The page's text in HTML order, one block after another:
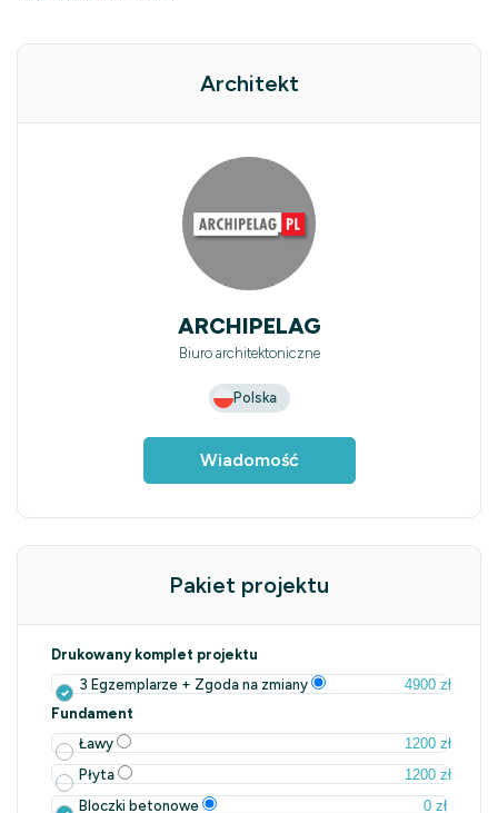
Architekt
ARCHIPELAG
Biuro architektoniczne
Polska
Wiadomość
Pakiet projektu
Drukowany komplet projektu
3 Egzemplarze + Zgoda na zmiany
4900 zł
Fundament
Ławy
1200 zł
Płyta
1200 zł
Bloczki betonowe
0 zł